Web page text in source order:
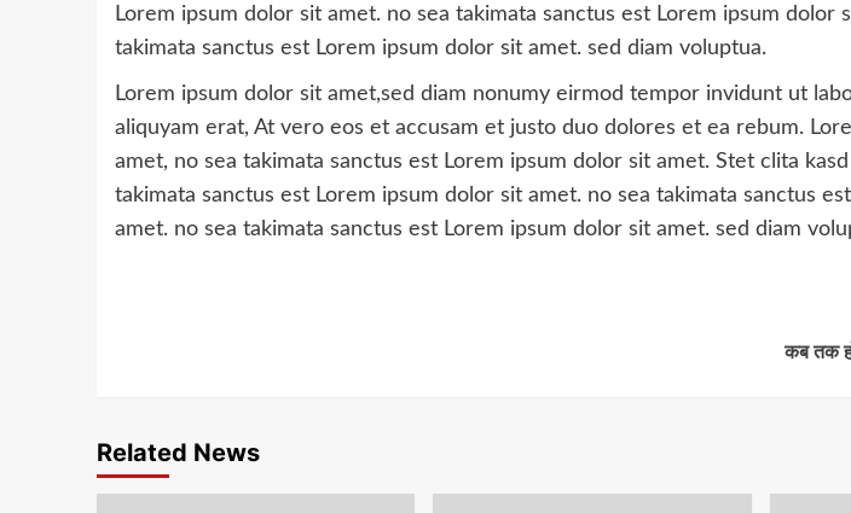
Lorem ipsum dolor sit amet. no sea takimata sanctus est Lorem ipsum dolor
takimata sanctus est Lorem ipsum dolor sit amet. sed diam voluptua.
Lorem ipsum dolor sit amet,sed diam nonumy eirmod tempor invidunt ut
aliquyam erat, At vero eos et accusam et justo duo dolores et ea rebum.
amet, no sea takimata sanctus est Lorem ipsum dolor sit amet. Stet clita
takimata sanctus est Lorem ipsum dolor sit amet. no sea takimata sanctus
amet. no sea takimata sanctus est Lorem ipsum dolor sit amet. sed diam
कब तक
Related News